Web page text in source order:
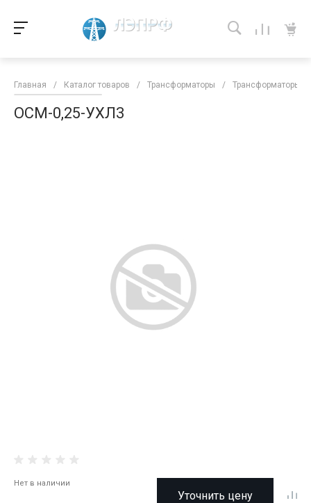
Главная / Каталог товаров / Трансформаторы / Трансформаторы
ОСМ-0,25-УХЛ3
Нет в наличии
Уточнить цену